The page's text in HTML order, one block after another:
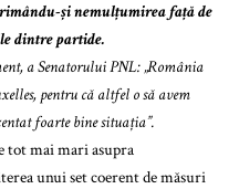
și nemulțumirea față de
dintre partide.
a Senatorului PNL: „România
pentru că altfel o să avem
foarte bine situația”.
tot mai mari asupra
unui set coerent de măsuri